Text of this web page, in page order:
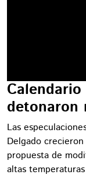
detonaron
Las
Delgado
propuesta de
altas